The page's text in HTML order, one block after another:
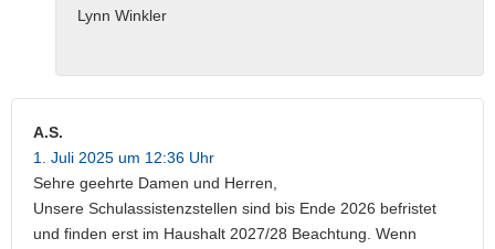
Lynn Winkler
A.S.
1. Juli 2025 um 12:36 Uhr
Sehre geehrte Damen und Herren,
Unsere Schulassistenzstellen sind bis Ende 2026 befristet
und finden erst im Haushalt 2027/28 Beachtung. Wenn